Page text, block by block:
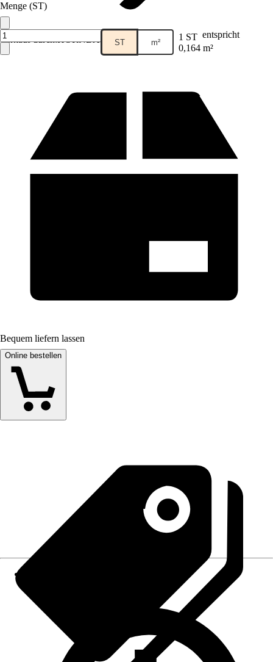
Verkauf durch:HORNBACH
Menge (ST)
ST m² 1 ST entspricht
0,164 m²
Bequem liefern lassen
Online bestellen